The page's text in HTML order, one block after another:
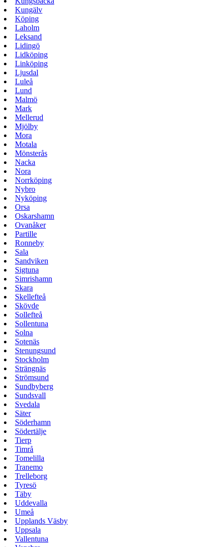
Kungälv
Köping
Laholm
Leksand
Lidingö
Lidköping
Linköping
Ljusdal
Luleå
Lund
Malmö
Mark
Mellerud
Mjölby
Mora
Motala
Mönsterås
Nacka
Nora
Norrköping
Nybro
Nyköping
Orsa
Oskarshamn
Ovanåker
Partille
Ronneby
Sala
Sandviken
Sigtuna
Simrishamn
Skara
Skellefteå
Skövde
Sollefteå
Sollentuna
Solna
Sotenäs
Stenungsund
Stockholm
Strängnäs
Strömsund
Sundbyberg
Sundsvall
Svedala
Säter
Söderhamn
Södertälje
Tierp
Timrå
Tomelilla
Tranemo
Trelleborg
Tyresö
Täby
Uddevalla
Umeå
Upplands Väsby
Uppsala
Vallentuna